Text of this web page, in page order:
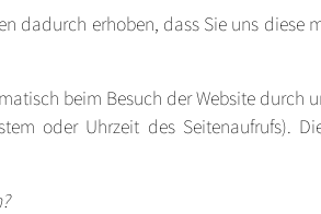
dadurch erhoben, dass Sie uns
beim Besuch der Website durch
oder Uhrzeit des Seitenaufrufs).